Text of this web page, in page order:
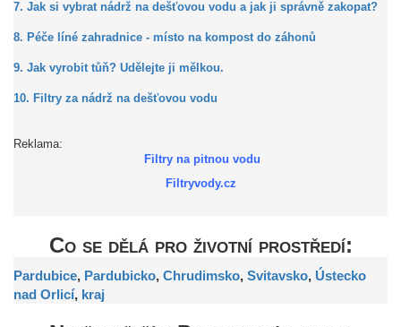
7. Jak si vybrat nádrž na dešťovou vodu a jak ji správně zakopat?
8. Péče líné zahradnice - místo na kompost do záhonů
9. Jak vyrobit tůň? Udělejte ji mělkou.
10. Filtry za nádrž na dešťovou vodu
Reklama:
Filtry na pitnou vodu
Filtryvody.cz
Co se dělá pro životní prostředí:
Pardubice, Pardubicko, Chrudimsko, Svitavsko, Ústecko
nad Orlicí, kraj